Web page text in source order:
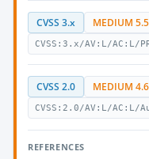
CVSS 3.x MEDIUM 5.5
CVSS:3.x/AV:L/AC:L/
CVSS 2.0 MEDIUM 4.6
CVSS:2.0/AV:L/AC:L/
REFERENCES